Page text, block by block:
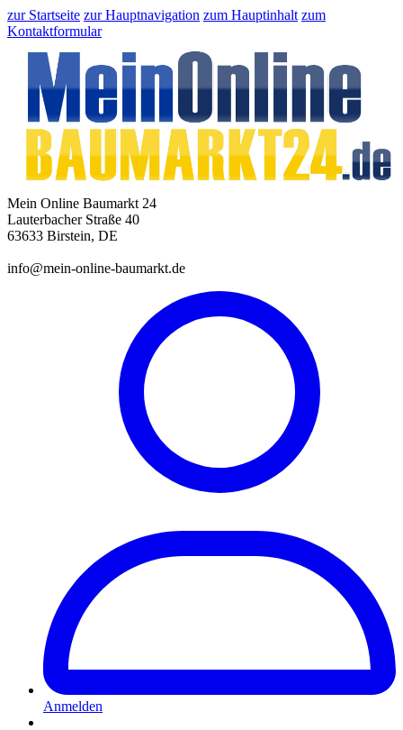
zur Startseite zur Hauptnavigation zum Hauptinhalt zum
Kontaktformular
Mein Online Baumarkt 24
Lauterbacher Straße 40
63633 Birstein, DE
info@mein-online-baumarkt.de
Anmelden